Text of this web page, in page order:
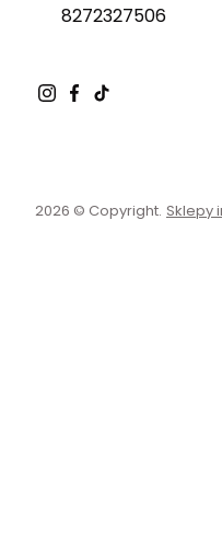
8272327506
2026 © Copyright. Sklepy